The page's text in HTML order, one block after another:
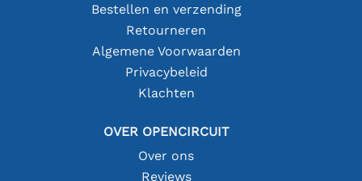
Bestellen en verzending
Retourneren
Algemene Voorwaarden
Privacybeleid
Klachten
OVER OPENCIRCUIT
Over ons
Reviews